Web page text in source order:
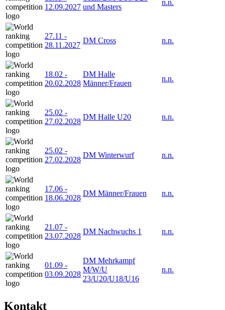
12.09.2027 und Masters
n.n.
27.11 -
28.11.2027
DM Cross n.n.
18.02 -
20.02.2028
DM Halle
Männer/Frauen
n.n.
25.02 -
27.02.2028
DM Halle U20 n.n.
25.02 -
27.02.2028
DM Winterwurf n.n.
17.06 -
18.06.2028
DM Männer/Frauen n.n.
21.07 -
23.07.2028
DM Nachwuchs 1 n.n.
01.09 -
03.09.2028
DM Mehrkampf
M/W/U
23/U20/U18/U16
n.n.
Kontakt